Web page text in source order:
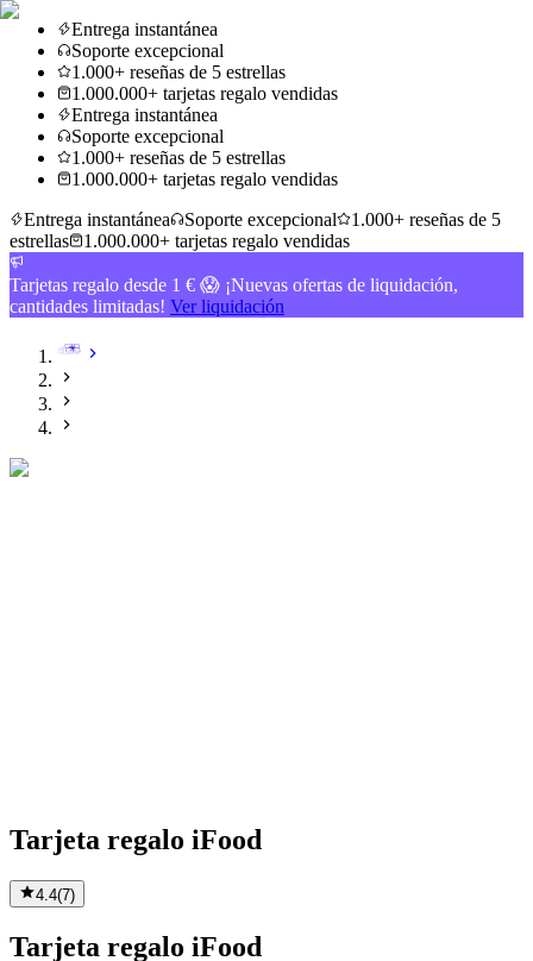
Entrega instantánea
Soporte excepcional
1.000+ reseñas de 5 estrellas
1.000.000+ tarjetas regalo vendidas
Entrega instantánea
Soporte excepcional
1.000+ reseñas de 5 estrellas
1.000.000+ tarjetas regalo vendidas
Entrega instantánea
Soporte excepcional
1.000+ reseñas de 5
estrellas
1.000.000+ tarjetas regalo vendidas
Tarjetas regalo desde 1 € 😱 ¡Nuevas ofertas de liquidación,
cantidades limitadas! Ver liquidación
Tarjeta regalo iFood
4.4(7)
Tarjeta regalo iFood